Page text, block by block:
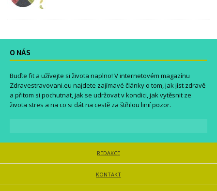
O NÁS
Buďte fit a užívejte si života naplno! V internetovém magazínu
Zdravestravovani.eu najdete zajímavé články o tom, jak jíst zdravě
a přitom si pochutnat, jak se udržovat v kondici, jak vytěsnit ze
života stres a na co si dát na cestě za štíhlou linií pozor.
REDAKCE
KONTAKT